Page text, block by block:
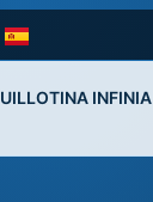
INFINIA